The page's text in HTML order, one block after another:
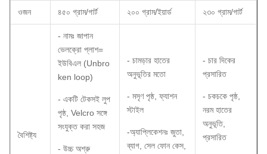
ওজন ৪৫০ গ্রাম/গার্ট ২০০ গ্রাম/ইয়ার্ড ২৩০ গ্রাম/গার্ট
বৈশিষ্ট্য
- নামঃ জাপান
ভেলক্রো প্লাশ=
ইউবিএল (Unbro
ken loop)
- একটি টেকসই লুপ
পৃষ্ঠ, Velcro সঙ্গে
সংযুক্ত করা সহজ
- উচ্চ অশ্রু
- চামড়ার হাতের
অনুভূতির মতো
- মসৃণ পৃষ্ঠ, ফ্যাশন
স্টাইল
-অ্যাপ্লিকেশনঃ জুতা,
ব্যাগ, সেল ফোন কেস,
- চার দিকের
প্রসারিত
- চকচকে পৃষ্ঠ,
নরম হাতের
অনুভূতি,
প্রসারিত